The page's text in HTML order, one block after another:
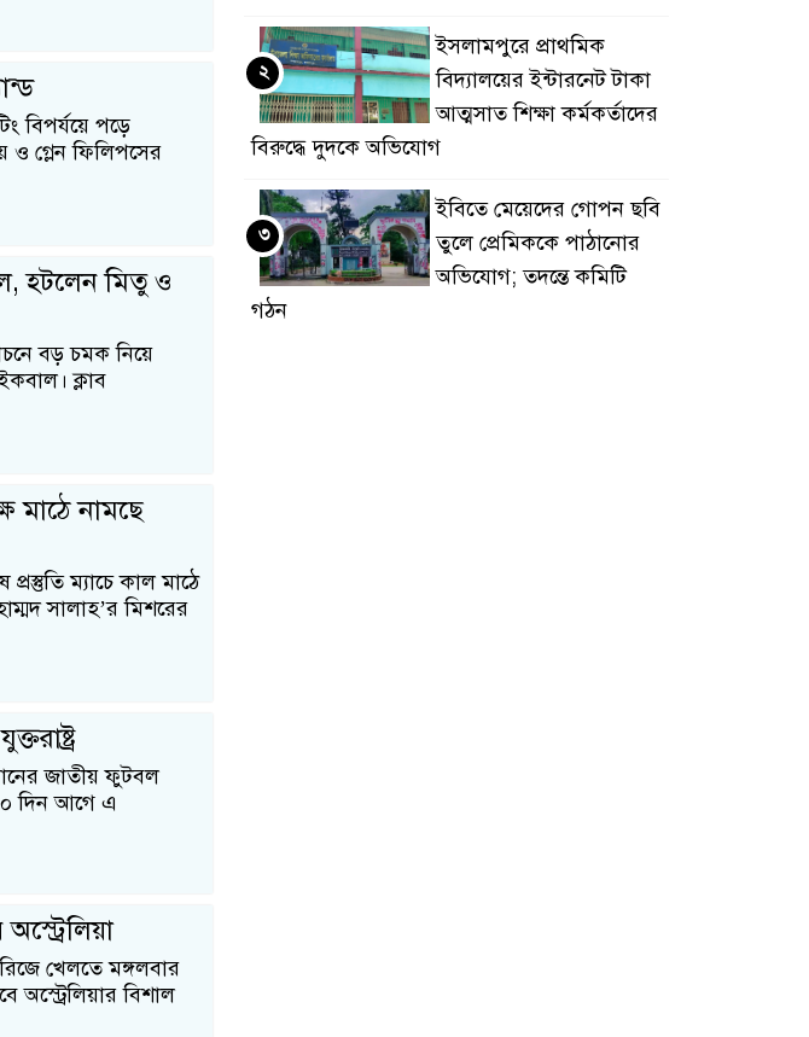
বিপর্যয়ে পড়ে
ও গ্লেন ফিলিপসের
হটলেন মিতু ও
বড় চমক নিয়ে
ক্লাব
মাঠে নামছে
ম্যাচে কাল মাঠে
সালাহ’র মিশরের
জাতীয় ফুটবল
দিন আগে এ
খেলতে মঙ্গলবার
অস্ট্রেলিয়ার বিশাল
​ইসলামপুরে প্রাথমিক
বিদ্যালয়ের ইন্টারনেট টাকা
আত্মসাত শিক্ষা কর্মকর্তাদের
বিরুদ্ধে দুদকে অভিযোগ
২
ইবিতে মেয়েদের গোপন ছবি
তুলে প্রেমিককে পাঠানোর
অভিযোগ; তদন্তে কমিটি
গঠন
৩